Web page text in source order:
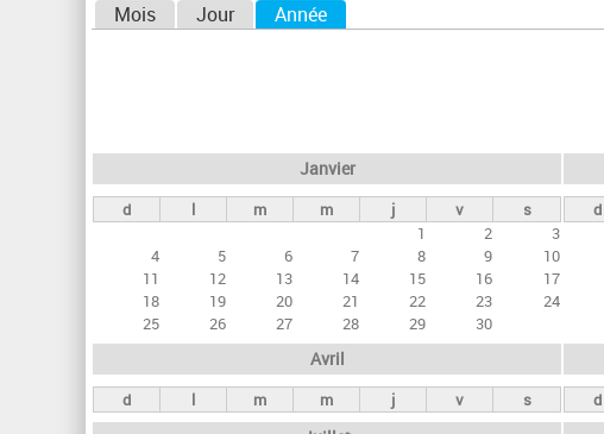
e
t
s
n
c
i
Mois Jour Année
Janvier
d l m m j v
s
1
2
3
4
5 6 7 8 9
10
11
12 13 14 15 16
17
18
19 20 21 22 23
24
25
26 27 28 29 30
d
Avril
d l m m j v s d